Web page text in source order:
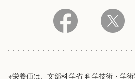
※栄養価は、文部科学省 科学技術・学